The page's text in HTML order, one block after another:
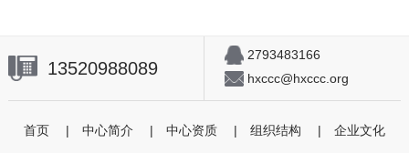
13520988089
2793483166
hxccc@hxccc.org
首页 | 中心简介 | 中心资质 | 组织结构 | 企业文化